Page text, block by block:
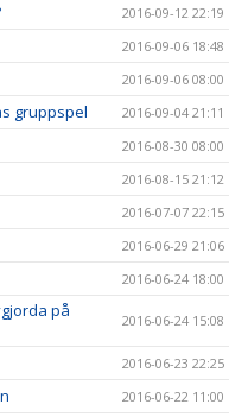
2016-09-12 22:19
2016-09-06 18:48
2016-09-06 08:00
gruppspel 2016-09-04 21:11
2016-08-30 08:00
2016-08-15 21:12
2016-07-07 22:15
2016-06-29 21:06
2016-06-24 18:00
på
2016-06-24 15:08
2016-06-23 22:25
2016-06-22 11:00